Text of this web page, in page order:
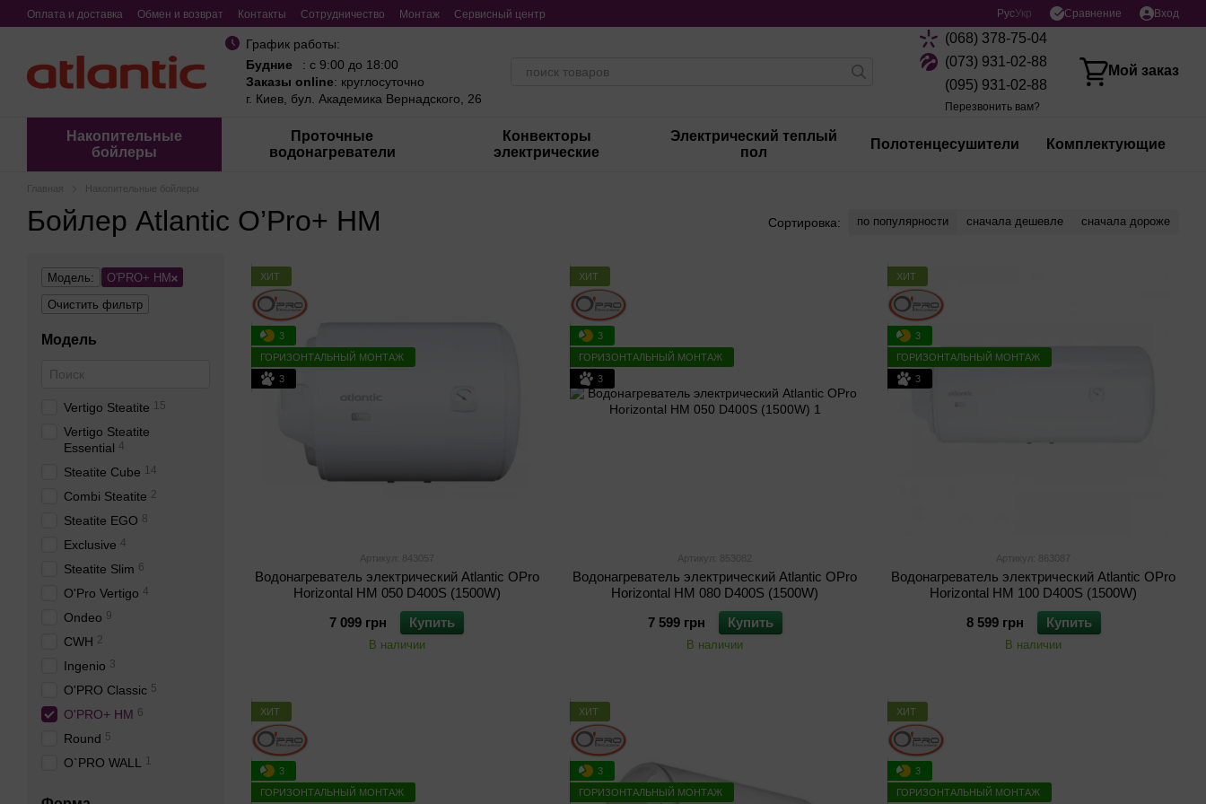
Перейти к основному контенту
Оплата и доставка Обмен и возврат Контакты Сотрудничество Монтаж Сервисный центр РусУкр Сравнение Вход
График работы:
Будние
: с 9:00 до 18:00
Заказы online: круглосуточно
г. Киев, бул. Академика Вернадского, 26
(068) 378-75-04
(073) 931-02-88
(095) 931-02-88
Перезвонить вам?
Мой заказ
Накопительные
бойлеры
Проточные
водонагреватели
Конвекторы
электрические
Электрический теплый
пол
Полотенцесушители Комплектующие
Главная Накопительные бойлеры
Бойлер Atlantic O’Pro+ HM Сортировка: по популярности сначала дешевле сначала дороже
ХИТ
3
ГОРИЗОНТАЛЬНЫЙ МОНТАЖ
3
Артикул: 843057
Водонагреватель электрический Atlantic OPro
Horizontal HM 050 D400S (1500W)
7 099 грн
Купить
В наличии
ХИТ
3
ГОРИЗОНТАЛЬНЫЙ МОНТАЖ
3
Артикул: 853082
Водонагреватель электрический Atlantic OPro
Horizontal HM 080 D400S (1500W)
7 599 грн
Купить
В наличии
ХИТ
3
ГОРИЗОНТАЛЬНЫЙ МОНТАЖ
3
Артикул: 863087
Водонагреватель электрический Atlantic OPro
Horizontal HM 100 D400S (1500W)
8 599 грн
Купить
В наличии
ХИТ
3
ГОРИЗОНТАЛЬНЫЙ МОНТАЖ
ХИТ
3
ГОРИЗОНТАЛЬНЫЙ МОНТАЖ
ХИТ
3
ГОРИЗОНТАЛЬНЫЙ МОНТАЖ
Модель:
O'PRO+ HM
Очистить фильтр
Модель
Vertigo Steatite 15
Vertigo Steatite
Essential 4
Steatite Cube 14
Combi Steatite 2
Steatite EGO 8
Exclusive 4
Steatite Slim 6
O'Pro Vertigo 4
Ondeo 9
CWH 2
Ingenio 3
O'PRO Classic 5
O'PRO+ HM 6
Round 5
O`PRO WALL 1